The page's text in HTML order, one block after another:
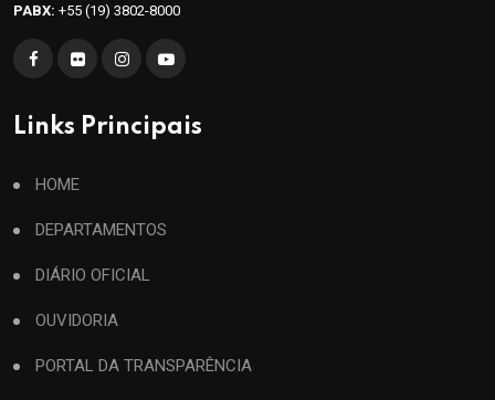
PABX: +55 (19) 3802-8000
Links Principais
HOME
DEPARTAMENTOS
DIÁRIO OFICIAL
OUVIDORIA
PORTAL DA TRANSPARÊNCIA